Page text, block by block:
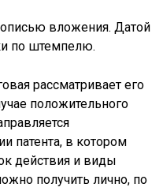
вложения. Датой
по штемпелю.
рассматривает его
положительного
патента, в котором
действия и виды
получить лично, по